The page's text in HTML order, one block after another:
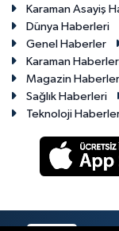
Karaman Asayiş
Dünya Haberleri
Genel Haberler
Karaman
Magazin
Sağlık Haberleri
Teknoloji